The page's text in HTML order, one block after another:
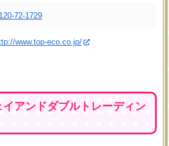
72-1729
www.top-eco.co.jp/
アンドダブルトレーディン